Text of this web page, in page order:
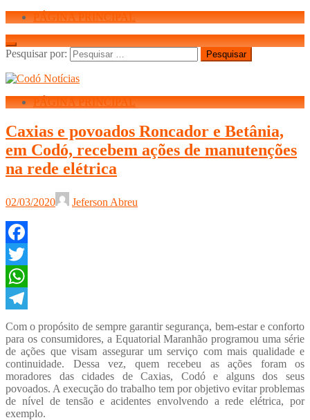
PÁGINA PRINCIPAL
Pesquisar por:
PÁGINA PRINCIPAL
Caxias e povoados Roncador e Betânia,
em Codó, recebem ações de manutenções
na rede elétrica
02/03/2020 Jeferson Abreu
Facebook
Twitter
WhatsApp
Telegram
Com o propósito de sempre garantir segurança, bem-estar e conforto
para os consumidores, a Equatorial Maranhão programou uma série
de ações que visam assegurar um serviço com mais qualidade e
continuidade. Dessa vez, quem recebeu as ações foram os
moradores das cidades de Caxias, Codó e alguns dos seus
povoados. A execução do trabalho tem por objetivo evitar problemas
de nível de tensão e acidentes envolvendo a rede elétrica, por
exemplo.